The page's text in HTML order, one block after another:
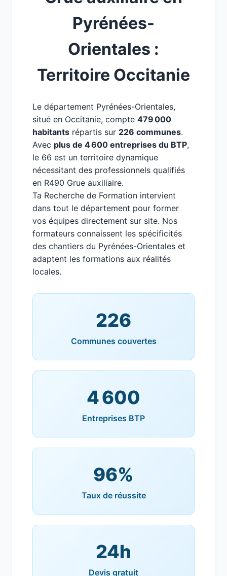
Pyrénées-
Orientales :
Territoire Occitanie
Le département Pyrénées-Orientales,
situé en Occitanie, compte 479 000
habitants répartis sur 226 communes.
Avec plus de 4 600 entreprises du BTP,
le 66 est un territoire dynamique
nécessitant des professionnels qualifiés
en R490 Grue auxiliaire.
Ta Recherche de Formation intervient
dans tout le département pour former
vos équipes directement sur site. Nos
formateurs connaissent les spécificités
des chantiers du Pyrénées-Orientales et
adaptent les formations aux réalités
locales.
226
Communes couvertes
4 600
Entreprises BTP
96%
Taux de réussite
24h
Devis gratuit